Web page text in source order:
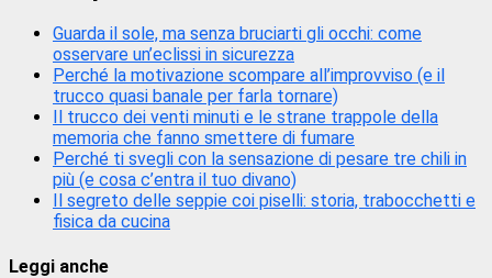
Guarda il sole, ma senza bruciarti gli occhi: come
osservare un’eclissi in sicurezza
Perché la motivazione scompare all’improvviso (e il
trucco quasi banale per farla tornare)
Il trucco dei venti minuti e le strane trappole della
memoria che fanno smettere di fumare
Perché ti svegli con la sensazione di pesare tre chili in
più (e cosa c’entra il tuo divano)
Il segreto delle seppie coi piselli: storia, trabocchetti e
fisica da cucina
Leggi anche